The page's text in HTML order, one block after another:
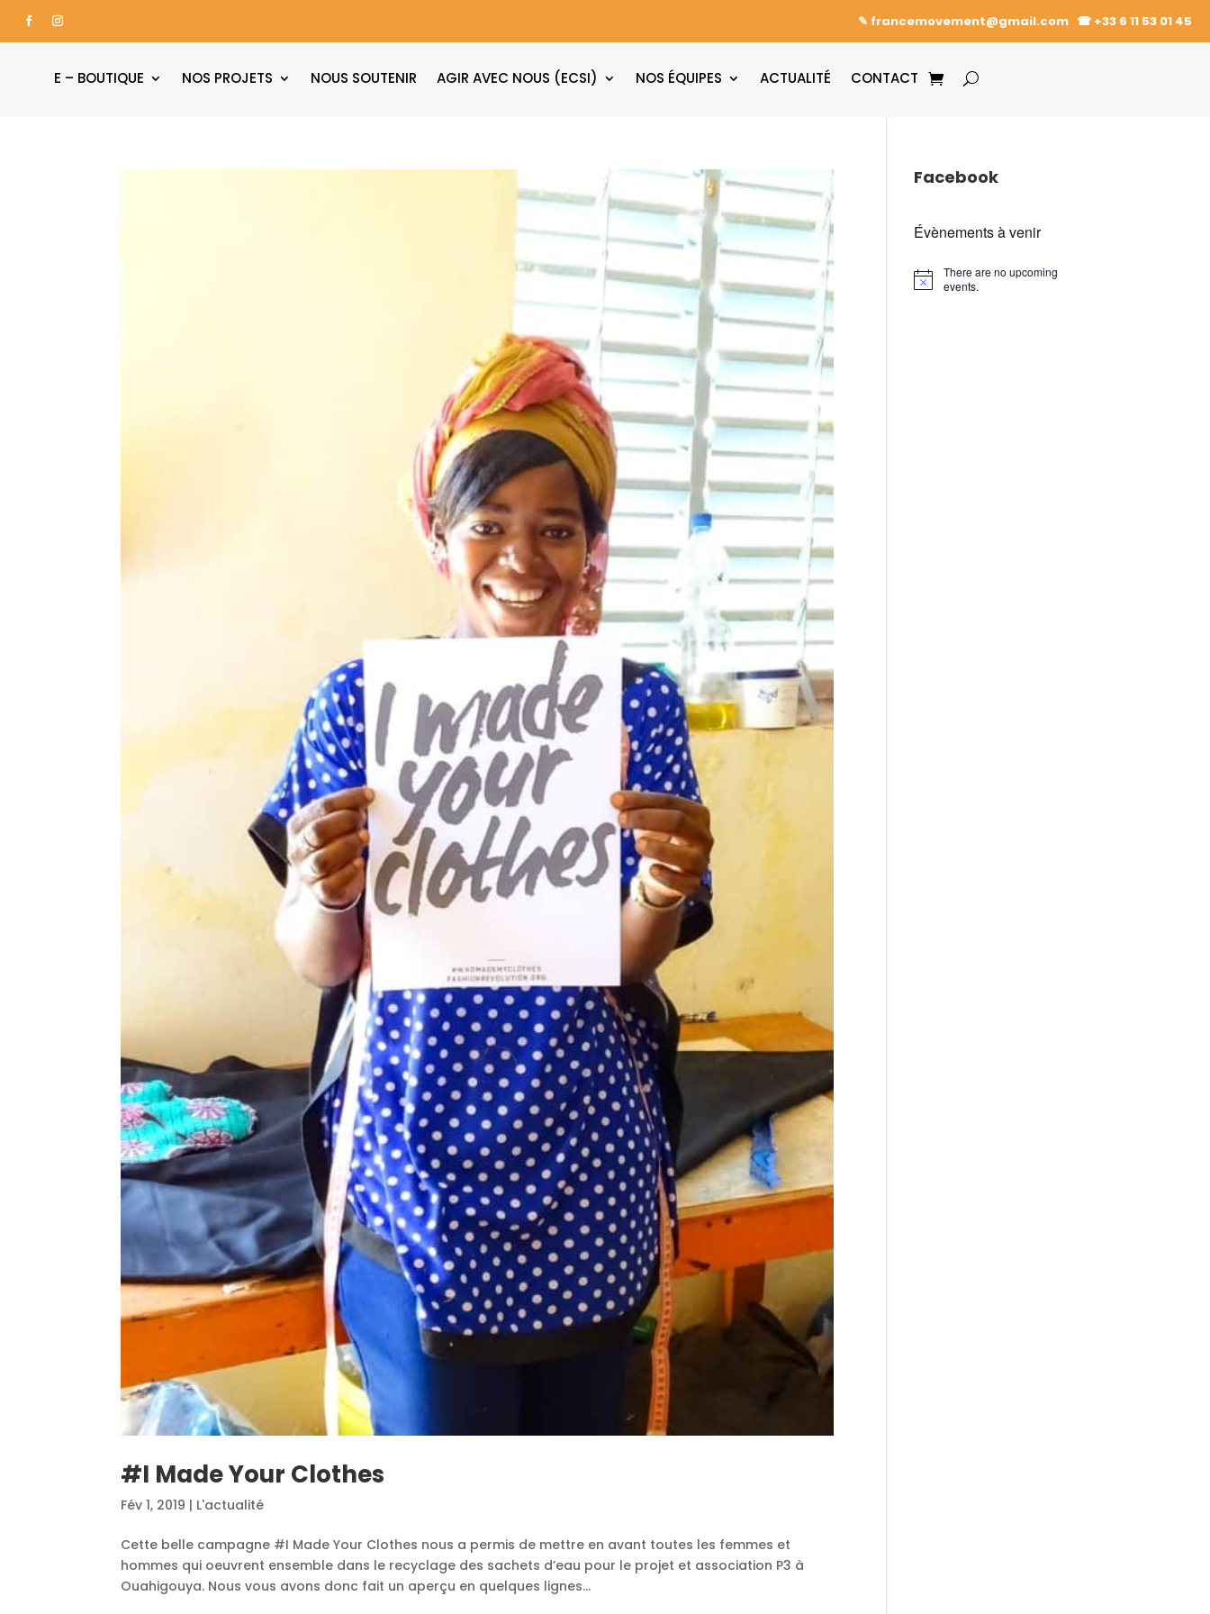
✎ francemovement@gmail.com ☎︎ +33 6 11 53 01 45
E – BOUTIQUE NOS PROJETS NOUS SOUTENIR AGIR AVEC NOUS (ECSI) NOS ÉQUIPES ACTUALITÉ CONTACT
#I Made Your Clothes
Fév 1, 2019 | L'actualité
Cette belle campagne #I Made Your Clothes nous a permis de mettre en avant toutes les femmes et
hommes qui oeuvrent ensemble dans le recyclage des sachets d’eau pour le projet et association P3 à
Ouahigouya. Nous vous avons donc fait un aperçu en quelques lignes...
Facebook
Évènements à venir
There are no upcoming
events.